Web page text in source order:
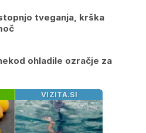
tveganja, krška
ohladile ozračje za
VIZITA.SI